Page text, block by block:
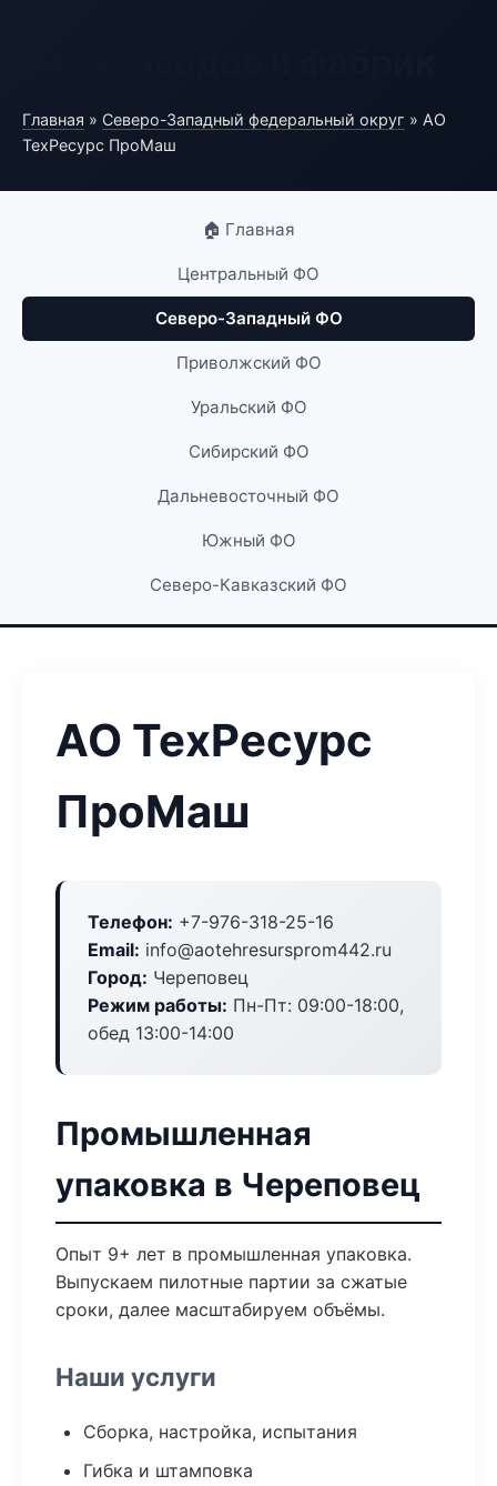
Главная » Северо-Западный федеральный округ » АО
ТехРесурс ПроМаш
🏠 Главная
Центральный ФО
Северо-Западный ФО
Приволжский ФО
Уральский ФО
Сибирский ФО
Дальневосточный ФО
Южный ФО
Северо-Кавказский ФО
АО ТехРесурс
ПроМаш
Телефон: +7-976-318-25-16
Email: info@aotehresursprom442.ru
Город: Череповец
Режим работы: Пн-Пт: 09:00-18:00,
обед 13:00-14:00
Промышленная
упаковка в Череповец
Опыт 9+ лет в промышленная упаковка.
Выпускаем пилотные партии за сжатые
сроки, далее масштабируем объёмы.
Наши услуги
Сборка, настройка, испытания
Гибка и штамповка